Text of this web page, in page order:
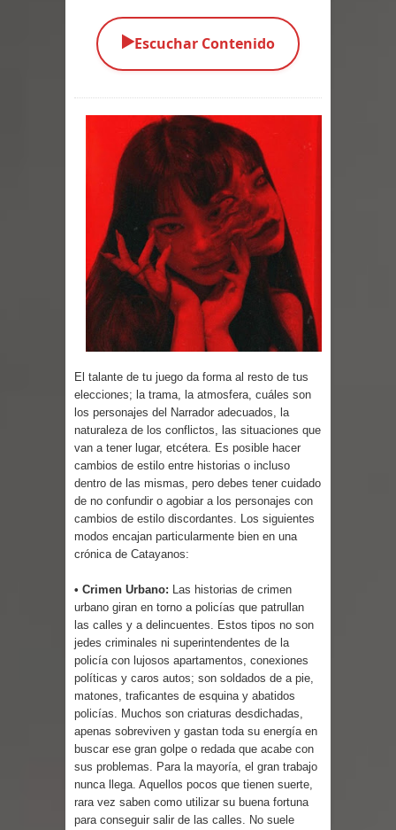
Parte 02: Los Muertos Gobiernan a
Parte 01: Escondido a Plena Luz
Parte 02: El Enemigo de mi Enemigo
Parte 06: Coletazos
Parte 05: Los Horrores del Infierno
Parte 04: Oídos Sordos
Parte 03: La Traición
Parte 03: Reflexiones
▶️Escuchar Contenido
El talante de tu juego da forma al resto de tus
elecciones; la trama, la atmosfera, cuáles son
los personajes del Narrador adecuados, la
naturaleza de los conflictos, las situaciones que
van a tener lugar, etcétera. Es posible hacer
cambios de estilo entre historias o incluso
dentro de las mismas, pero debes tener cuidado
de no confundir o agobiar a los personajes con
cambios de estilo discordantes. Los siguientes
modos encajan particularmente bien en una
crónica de Catayanos:
• Crimen Urbano: Las historias de crimen
urbano giran en torno a policías que patrullan
las calles y a delincuentes. Estos tipos no son
jedes criminales ni superintendentes de la
policía con lujosos apartamentos, conexiones
políticas y caros autos; son soldados de a pie,
matones, traficantes de esquina y abatidos
policías. Muchos son criaturas desdichadas,
apenas sobreviven y gastan toda su energía en
buscar ese gran golpe o redada que acabe con
sus problemas. Para la mayoría, el gran trabajo
nunca llega. Aquellos pocos que tienen suerte,
rara vez saben como utilizar su buena fortuna
para conseguir salir de las calles. No suele